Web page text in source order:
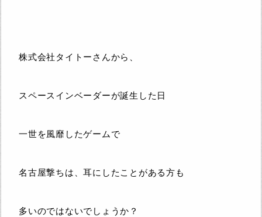
株式会社タイトーさんから、
スペースインベーダーが誕生した日
一世を風靡したゲームで
名古屋撃ちは、耳にしたことがある方も
多いのではないでしょうか？